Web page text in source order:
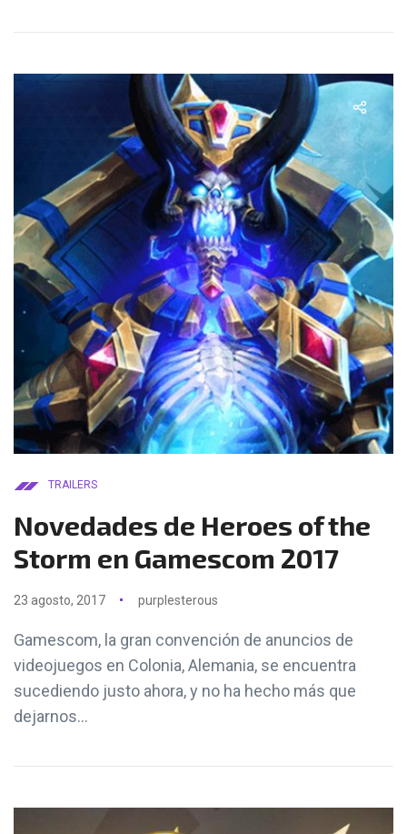
TRAILERS
Novedades de Heroes of the
Storm en Gamescom 2017
23 agosto, 2017 purplesterous
Gamescom, la gran convención de anuncios de
videojuegos en Colonia, Alemania, se encuentra
sucediendo justo ahora, y no ha hecho más que
dejarnos...